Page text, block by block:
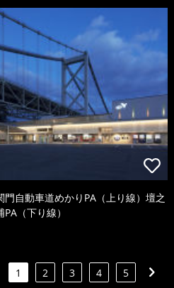
門自動車道めかりPA（上り線）壇之
PA（下り線）
1 2 3 4 5